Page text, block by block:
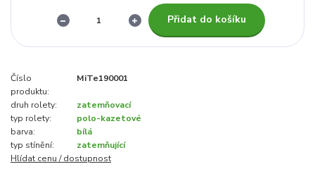
Přidat do košíku
Číslo
produktu:
MiTe190001
druh rolety:
zatemňovací
typ rolety:
polo-kazetové
barva:
bílá
typ stínění:
zatemňující
Hlídat cenu / dostupnost